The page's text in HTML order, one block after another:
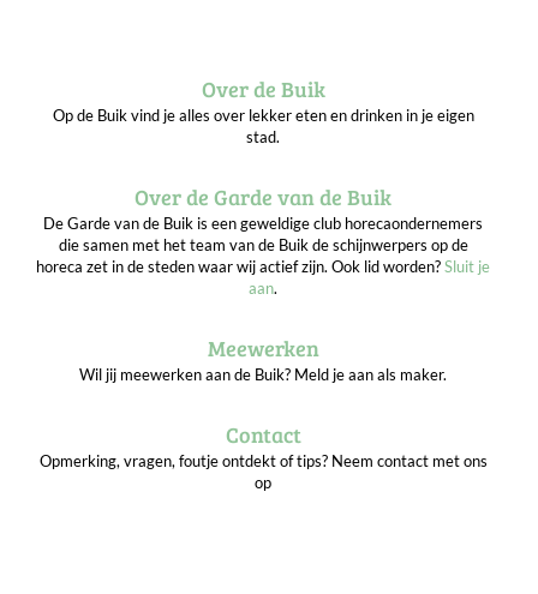
Over de Buik
Op de Buik vind je alles over lekker eten en drinken in je eigen
stad.
Over de Garde van de Buik
De Garde van de Buik is een geweldige club horecaondernemers
die samen met het team van de Buik de schijnwerpers op de
horeca zet in de steden waar wij actief zijn. Ook lid worden?Sluit je
aan.
Meewerken
Wil jij meewerken aan de Buik? Meld je aan als maker.
Contact
Opmerking, vragen, foutje ontdekt of tips? Neem contact met ons
op